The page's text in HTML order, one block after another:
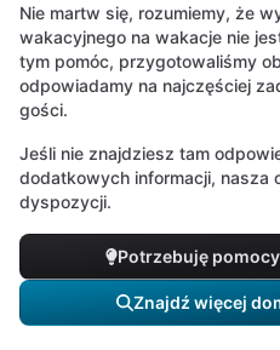
Nie martw się, rozumiemy, że
wakacyjnego na wakacje nie
tym pomóc, przygotowaliśmy
odpowiadamy na najczęściej
gości.
Jeśli nie znajdziesz tam
dodatkowych informacji, nasza
dyspozycji.
Potrzebuję
Znajdź więcej